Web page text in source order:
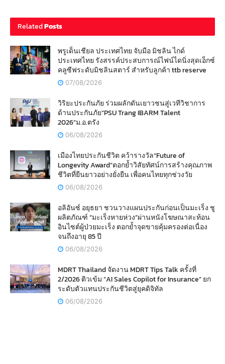
RelatedPosts
พรูเด็นเชียล ประเทศไทย จับมือ มิชลิน ไกด์
ประเทศไทย รังสรรค์ประสบการณ์ไฟน์ไดนิ่งสุดเอ็กซ์
คลูซีฟระดับมิชลินสตาร์ สำหรับลูกค้า ttb reserve
07/08/2026
วิริยะประกันภัย ร่วมผลักดันเยาวชนสู่เวทีวิชาการ
ด้านประกันภัย“PSU Trang IBARM Talent
2026”ม.อ.ตรัง
06/08/2026
เมืองไทยประกันชีวิต คว้ารางวัล“Future of
Longevity Award”ตอกย้ำวิสัยทัศน์การสร้างคุณภาพ
ชีวิตที่ยืนยาวอย่างยั่งยืน เพื่อคนไทยทุกช่วงวัย
06/08/2026
อลิอันซ์ อยุธยา ชวนวางแผนประกันก่อนเป็นมะเร็ง ชู
ผลิตภัณฑ์ “มะเร็งหายห่วง”ผ่านหนังโฆษณาสะท้อน
อินไซต์ผู้ป่วยมะเร็ง ตอกย้ำจุดขายคุ้มครองต่อเนื่อง
จนถึงอายุ 85 ปี
06/08/2026
MDRT Thailand จัดงาน MDRT Tips Talk ครั้งที่
2/2026 ติวเข้ม “AI Sales Copilot for Insurance” ยก
ระดับตัวแทนประกันชีวิตสู่ยุคดิจิทัล
06/08/2026